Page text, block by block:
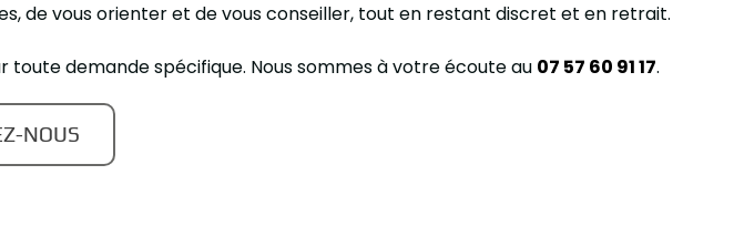
de vous orienter et de vous conseiller, tout en restant discret et en retrait.
demande spécifique. Nous sommes à votre écoute au 07 57 60 91 17.
NOUS